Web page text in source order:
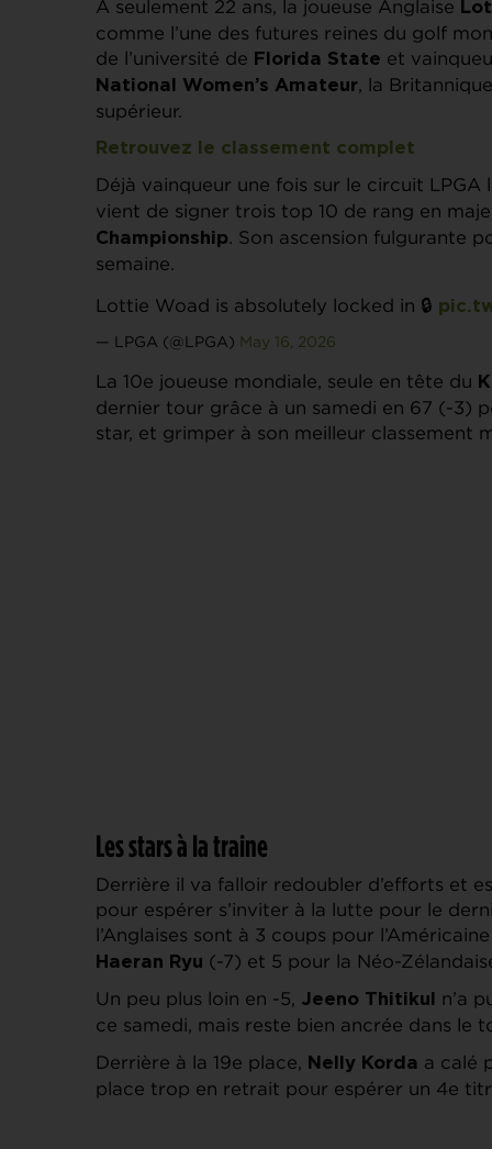
A seulement 22 ans, la joueuse Anglaise
comme l’une des futures reines du golf
de l’université de Florida State et
National Women’s Amateur, la
supérieur.
Retrouvez le classement complet
Déjà vainqueur une fois sur le circuit LPGA
vient de signer trois top 10 de rang en
Championship. Son ascension fulgurante
semaine.
Lottie Woad is absolutely locked in 🔒
— LPGA (@LPGA) May 16, 2026
La 10e joueuse mondiale, seule en tête du
dernier tour grâce à un samedi en 67 (-3)
star, et grimper à son meilleur classement
Les stars à la traine
Derrière il va falloir redoubler d’efforts et
pour espérer s’inviter à la lutte pour le
l’Anglaises sont à 3 coups pour l’Américaine
Haeran Ryu (-7) et 5 pour la Néo-
Un peu plus loin en -5, Jeeno Thitikul
n’a
ce samedi, mais reste bien ancrée dans le
Derrière à la 19e place, Nelly Korda a calé
place trop en retrait pour espérer un 4e